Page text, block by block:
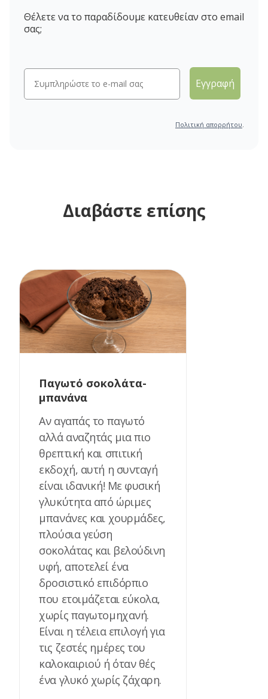
Θέλετε να το παραδίδουμε κατευθείαν στο email
σας;
Εγγραφή
Πολιτική απορρήτου.
Διαβάστε επίσης
Παγωτό σοκολάτα-
μπανάνα
Αν αγαπάς το παγωτό
αλλά αναζητάς μια πιο
θρεπτική και σπιτική
εκδοχή, αυτή η συνταγή
είναι ιδανική! Με φυσική
γλυκύτητα από ώριμες
μπανάνες και χουρμάδες,
πλούσια γεύση
σοκολάτας και βελούδινη
υφή, αποτελεί ένα
δροσιστικό επιδόρπιο
που ετοιμάζεται εύκολα,
χωρίς παγωτομηχανή.
Είναι η τέλεια επιλογή για
τις ζεστές ημέρες του
καλοκαιριού ή όταν θές
ένα γλυκό χωρίς ζάχαρη.